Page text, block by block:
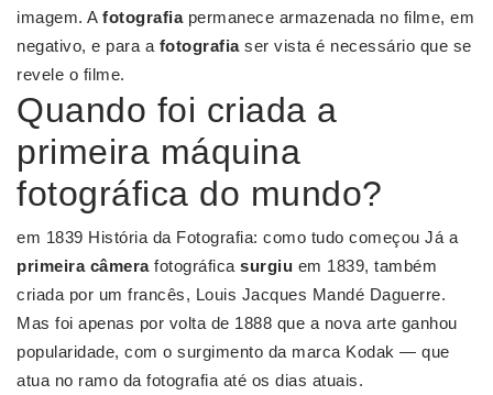
imagem. A fotografiapermanece armazenada no filme, em
negativo, e para a fotografiaser vista é necessário que se
revele o filme.
Quando foi criada a
primeira máquina
fotográfica do mundo?
em 1839 História da Fotografia: como tudo começou Já a
primeira câmerafotográfica surgiu em 1839, também
criada por um francês, Louis Jacques Mandé Daguerre.
Mas foi apenas por volta de 1888 que a nova arte ganhou
popularidade, com o surgimento da marca Kodak — que
atua no ramo da fotografia até os dias atuais.